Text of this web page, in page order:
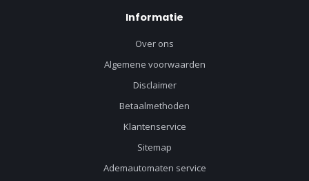
Informatie
Over ons
Algemene voorwaarden
Disclaimer
Betaalmethoden
Klantenservice
Sitemap
Ademautomaten service